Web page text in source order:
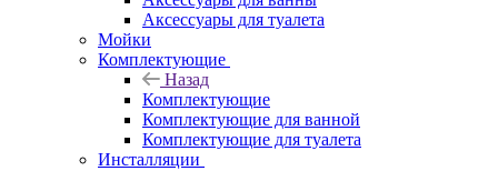
Аксессуары для туалета
Мойки
Комплектующие
Назад
Комплектующие
Комплектующие для ванной
Комплектующие для туалета
Инсталляции